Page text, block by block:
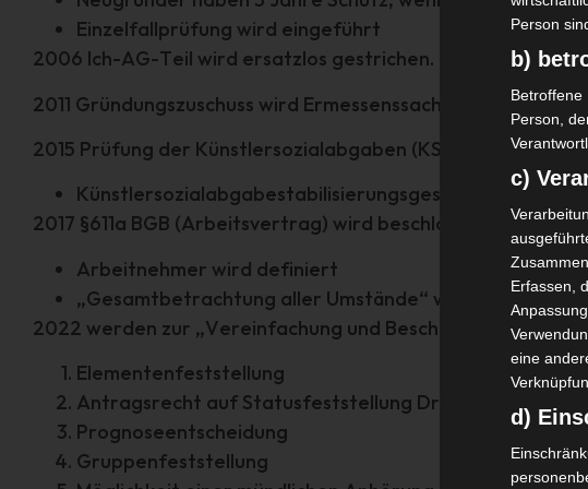
Einzelfallprüfung wird eingeführt
2006 Ich-AG-Teil wird ersatzlos gestrichen. Der
2011 Gründungszuschuss wird Ermessenssache des
2015 Prüfung der Künstlersozialabgaben (KSA) geht an die
Künstlersozialabgabestabilisierungsgesetzes
2017 §611a BGB (Arbeitsvertrag) wird beschlossen
Arbeitnehmer wird definiert
„Gesamtbetrachtung aller Umstände“ wird eingeführt
2022 werden zur „Vereinfachung und Beschleunigung“ des
Elementenfeststellung
Antragsrecht auf Statusfeststellung Dritter
Prognoseentscheidung
Gruppenfeststellung
Person
b)
Betroffene
Person,
c)
Erfassen,
eine
d)